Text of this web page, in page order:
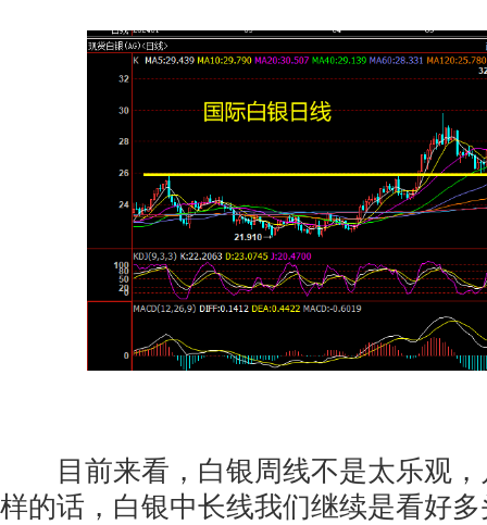
目前来看，白银周线不是太乐观，
样的话，白银中长线我们继续是看好